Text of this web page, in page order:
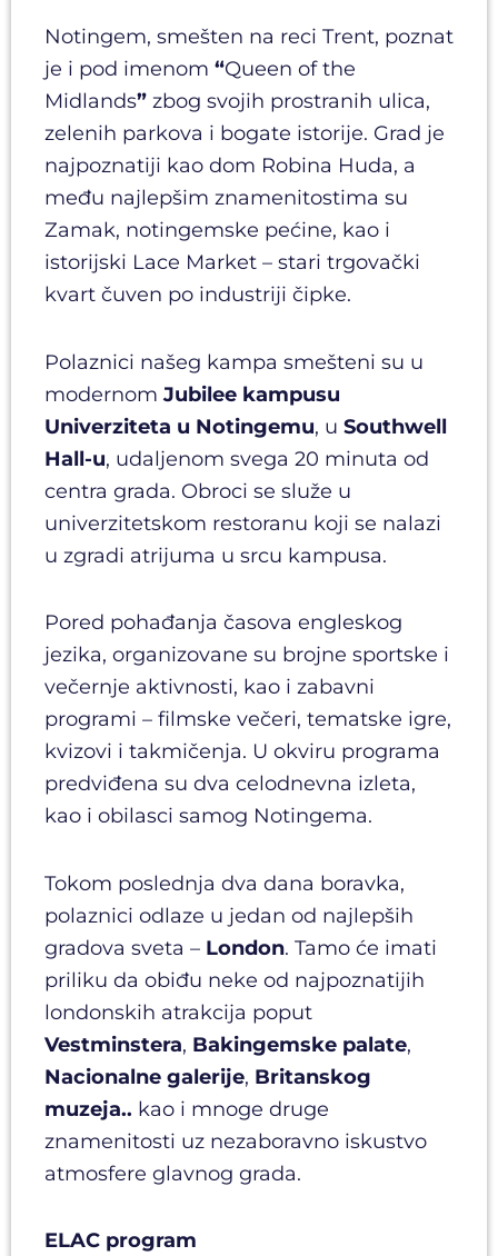
Notingem, smešten na reci Trent, poznat
je i pod imenom “Queen of the
Midlands” zbog svojih prostranih ulica,
zelenih parkova i bogate istorije. Grad je
najpoznatiji kao dom Robina Huda, a
među najlepšim znamenitostima su
Zamak, notingemske pećine, kao i
istorijski Lace Market – stari trgovački
kvart čuven po industriji čipke.
Polaznici našeg kampa smešteni su u
modernom Jubilee kampusu
Univerziteta u Notingemu, u Southwell
Hall-u, udaljenom svega 20 minuta od
centra grada. Obroci se služe u
univerzitetskom restoranu koji se nalazi
u zgradi atrijuma u srcu kampusa.
Pored pohađanja časova engleskog
jezika, organizovane su brojne sportske i
večernje aktivnosti, kao i zabavni
programi – filmske večeri, tematske igre,
kvizovi i takmičenja. U okviru programa
predviđena su dva celodnevna izleta,
kao i obilasci samog Notingema.
Tokom poslednja dva dana boravka,
polaznici odlaze u jedan od najlepših
gradova sveta – London. Tamo će imati
priliku da obiđu neke od najpoznatijih
londonskih atrakcija poput
Vestminstera, Bakingemske palate,
Nacionalne galerije, Britanskog
muzeja.. kao i mnoge druge
znamenitosti uz nezaboravno iskustvo
atmosfere glavnog grada.
ELAC program